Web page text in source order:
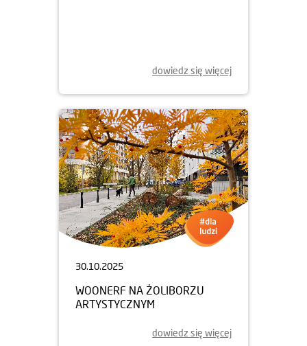
dowiedz się więcej
30.10.2025
WOONERF NA ŻOLIBORZU
ARTYSTYCZNYM
dowiedz się więcej